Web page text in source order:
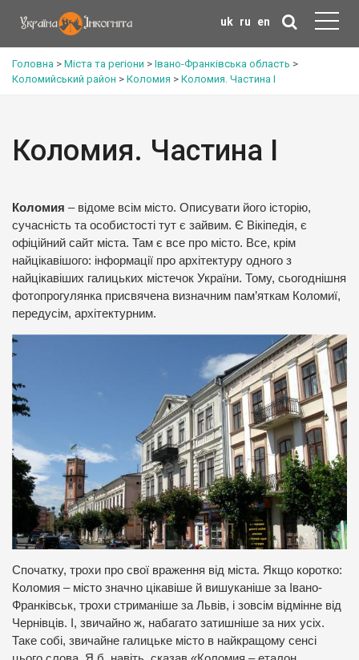
uk ru en
Головна > Міста та регіони > Івано-Франківська область >
Коломийський район > Коломия > Коломия. Частина І
Коломия. Частина І
Коломия – відоме всім місто. Описувати його історію,
сучасність та особистості тут є зайвим. Є Вікіпедія, є
офіційний сайт міста. Там є все про місто. Все, крім
найцікавішого: інформації про архітектуру одного з
найцікавіших галицьких містечок України. Тому, сьогоднішня
фотопрогулянка присвячена визначним пам’яткам Коломиї,
передусім, архітектурним.
Спочатку, трохи про свої враження від міста. Якщо коротко:
Коломия – місто значно цікавіше й вишуканіше за Івано-
Франківськ, трохи стриманіше за Львів, і зовсім відмінне від
Чернівців. І, звичайно ж, набагато затишніше за них усіх.
Таке собі, звичайне галицьке місто в найкращому сенсі